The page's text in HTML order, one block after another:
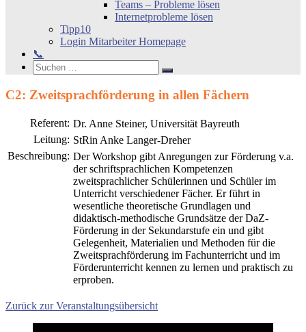
Teams – Probleme lösen
Internetprobleme lösen
Tipp10
Login Mitarbeiter Homepage
📞
Search
Suchen
nach:
Suchen
C2: Zweitsprachförderung in allen Fächern
Referent: Dr. Anne Steiner, Universität Bayreuth
Leitung: StRin Anke Langer-Dreher
Beschreibung: Der Workshop gibt Anregungen zur Förderung v.a.
der schriftsprachlichen Kompetenzen
zweitsprachlicher Schülerinnen und Schüler im
Unterricht verschiedener Fächer. Er führt in
wesentliche theoretische Grundlagen und
didaktisch-methodische Grundsätze der DaZ-
Förderung in der Sekundarstufe ein und gibt
Gelegenheit, Materialien und Methoden für die
Zweitsprachförderung im Fachunterricht und im
Förderunterricht kennen zu lernen und praktisch zu
erproben.
Zurück zur Veranstaltungsübersicht